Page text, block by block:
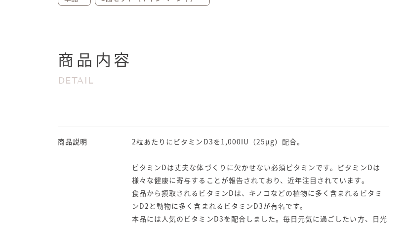
商品内容
DETAIL
商品説明 2粒あたりにビタミンD3を1,000IU（25μg）配合。
ビタミンDは丈夫な体づくりに欠かせない必須ビタミンです。ビタミンDは
様々な健康に寄与することが報告されており、近年注目されています。
食品から摂取されるビタミンDは、キノコなどの植物に多く含まれるビタミ
ンD2と動物に多く含まれるビタミンD3が有名です。
本品には人気のビタミンD3を配合しました。毎日元気に過ごしたい方、日光